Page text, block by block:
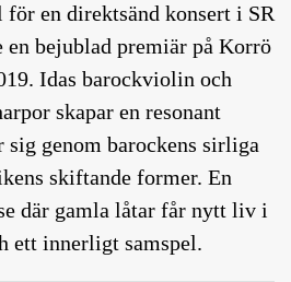
en direktsänd konsert i SR
en bejublad premiär på Korrö
Idas barockviolin och
skapar en resonant
genom barockens sirliga
skiftande former. En
där gamla låtar får nytt liv i
ett innerligt samspel.